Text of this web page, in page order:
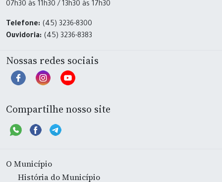
07h30 às 11h30 / 13h30 às 17h30
Telefone: (45) 3236-8300
Ouvidoria: (45) 3236-8383
Nossas redes sociais
Compartilhe nosso site
O Município
História do Município